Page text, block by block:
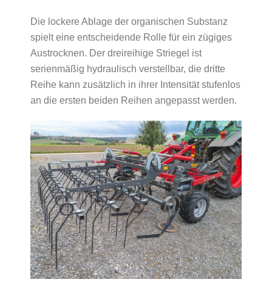
Die lockere Ablage der organischen Substanz
spielt eine entscheidende Rolle für ein zügiges
Austrocknen. Der dreireihige Striegel ist
serienmäßig hydraulisch verstellbar, die dritte
Reihe kann zusätzlich in ihrer Intensität stufenlos
an die ersten beiden Reihen angepasst werden.